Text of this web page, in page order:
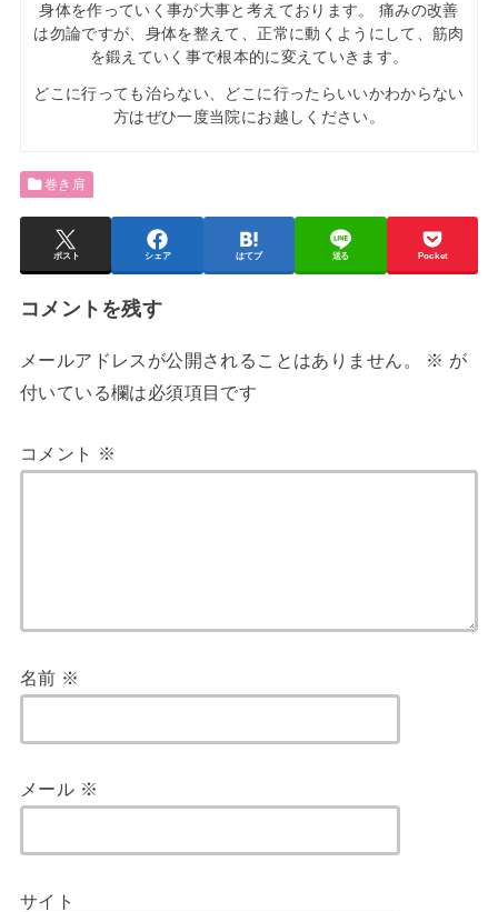
身体を作っていく事が大事と考えております。 痛みの改善
は勿論ですが、身体を整えて、正常に動くようにして、筋肉
を鍛えていく事で根本的に変えていきます。
どこに行っても治らない、どこに行ったらいいかわからない
方はぜひ一度当院にお越しください。
巻き肩
ポスト シェア はてブ 送る Pocket
コメントを残す
メールアドレスが公開されることはありません。 ※ が
付いている欄は必須項目です
コメント ※
名前 ※
メール ※
サイト